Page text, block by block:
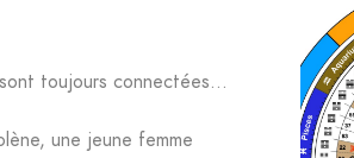
toujours connectées…
une jeune femme